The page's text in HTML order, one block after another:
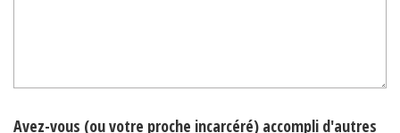
Avez-vous (ou votre proche incarcéré) accompli d'autres